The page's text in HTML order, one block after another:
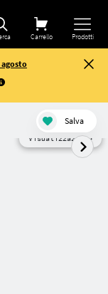
Carrello Prodotti
agosto
Salva
Visualizzazione